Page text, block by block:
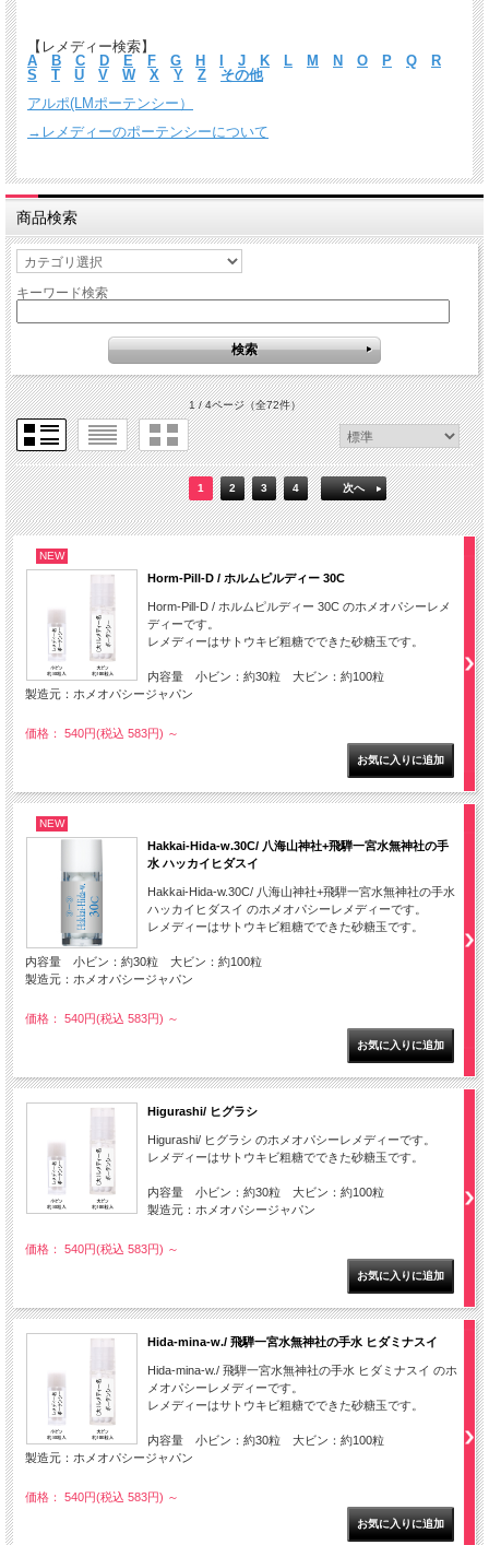
【レメディー検索】
A
B C D E F G H J K L M N O P Q
R
S
T U V W X Y Z
その他
アルポ(LMポーテンシー）
→レメディーのポーテンシーについて
商品検索
キーワード検索
1 / 4ページ（全72件）
1 2 3 4 次へ
NEW
Horm-Pill-D / ホルムピルディー 30C
Horm-Pill-D / ホルムピルディー 30C のホメオパシーレメ
ディーです。
レメディーはサトウキビ粗糖でできた砂糖玉です。
内容量 小ビン：約30粒 大ビン：約100粒
製造元：ホメオパシージャパン
価格： 540円(税込 583円) ～
NEW
Hakkai-Hida-w.30C/ 八海山神社+飛騨一宮水無神社の手
水 ハッカイヒダスイ
Hakkai-Hida-w.30C/ 八海山神社+飛騨一宮水無神社の手水
ハッカイヒダスイ のホメオパシーレメディーです。
レメディーはサトウキビ粗糖でできた砂糖玉です。
内容量 小ビン：約30粒 大ビン：約100粒
製造元：ホメオパシージャパン
価格： 540円(税込 583円) ～
Higurashi/ ヒグラシ
Higurashi/ ヒグラシ のホメオパシーレメディーです。
レメディーはサトウキビ粗糖でできた砂糖玉です。
内容量 小ビン：約30粒 大ビン：約100粒
製造元：ホメオパシージャパン
価格： 540円(税込 583円) ～
Hida-mina-w./ 飛騨一宮水無神社の手水 ヒダミナスイ
Hida-mina-w./ 飛騨一宮水無神社の手水 ヒダミナスイ のホ
メオパシーレメディーです。
レメディーはサトウキビ粗糖でできた砂糖玉です。
内容量 小ビン：約30粒 大ビン：約100粒
製造元：ホメオパシージャパン
価格： 540円(税込 583円) ～